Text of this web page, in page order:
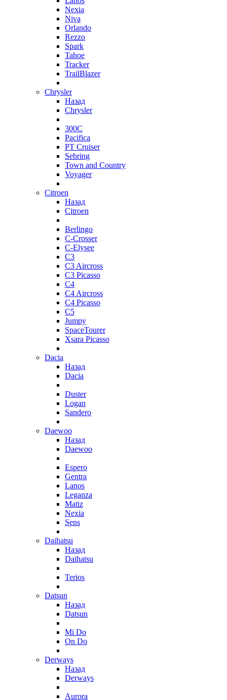
Nexia
Niva
Orlando
Rezzo
Spark
Tahoe
Tracker
TrailBlazer
Chrysler
Назад
Chrysler
300C
Pacifica
PT Cruiser
Sebring
Town and Country
Voyager
Citroen
Назад
Citroen
Berlingo
C-Crosser
C-Elysee
C3
C3 Aircross
C3 Picasso
C4
C4 Aircross
C4 Picasso
C5
Jumpy
SpaceTourer
Xsara Picasso
Dacia
Назад
Dacia
Duster
Logan
Sandero
Daewoo
Назад
Daewoo
Espero
Gentra
Lanos
Leganza
Matiz
Nexia
Sens
Daihatsu
Назад
Daihatsu
Terios
Datsun
Назад
Datsun
Mi Do
On Do
Derways
Назад
Derways
Aurora